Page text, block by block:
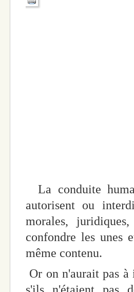
La conduite
autorisent ou
morales,
confondre les unes
même contenu.
Or on n'aurait pas